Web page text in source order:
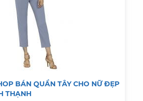
BÁN QUẦN TÂY CHO NỮ ĐẸP
THẠNH